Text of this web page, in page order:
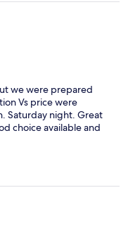
we were prepared
Vs price were
Saturday night. Great
choice available and